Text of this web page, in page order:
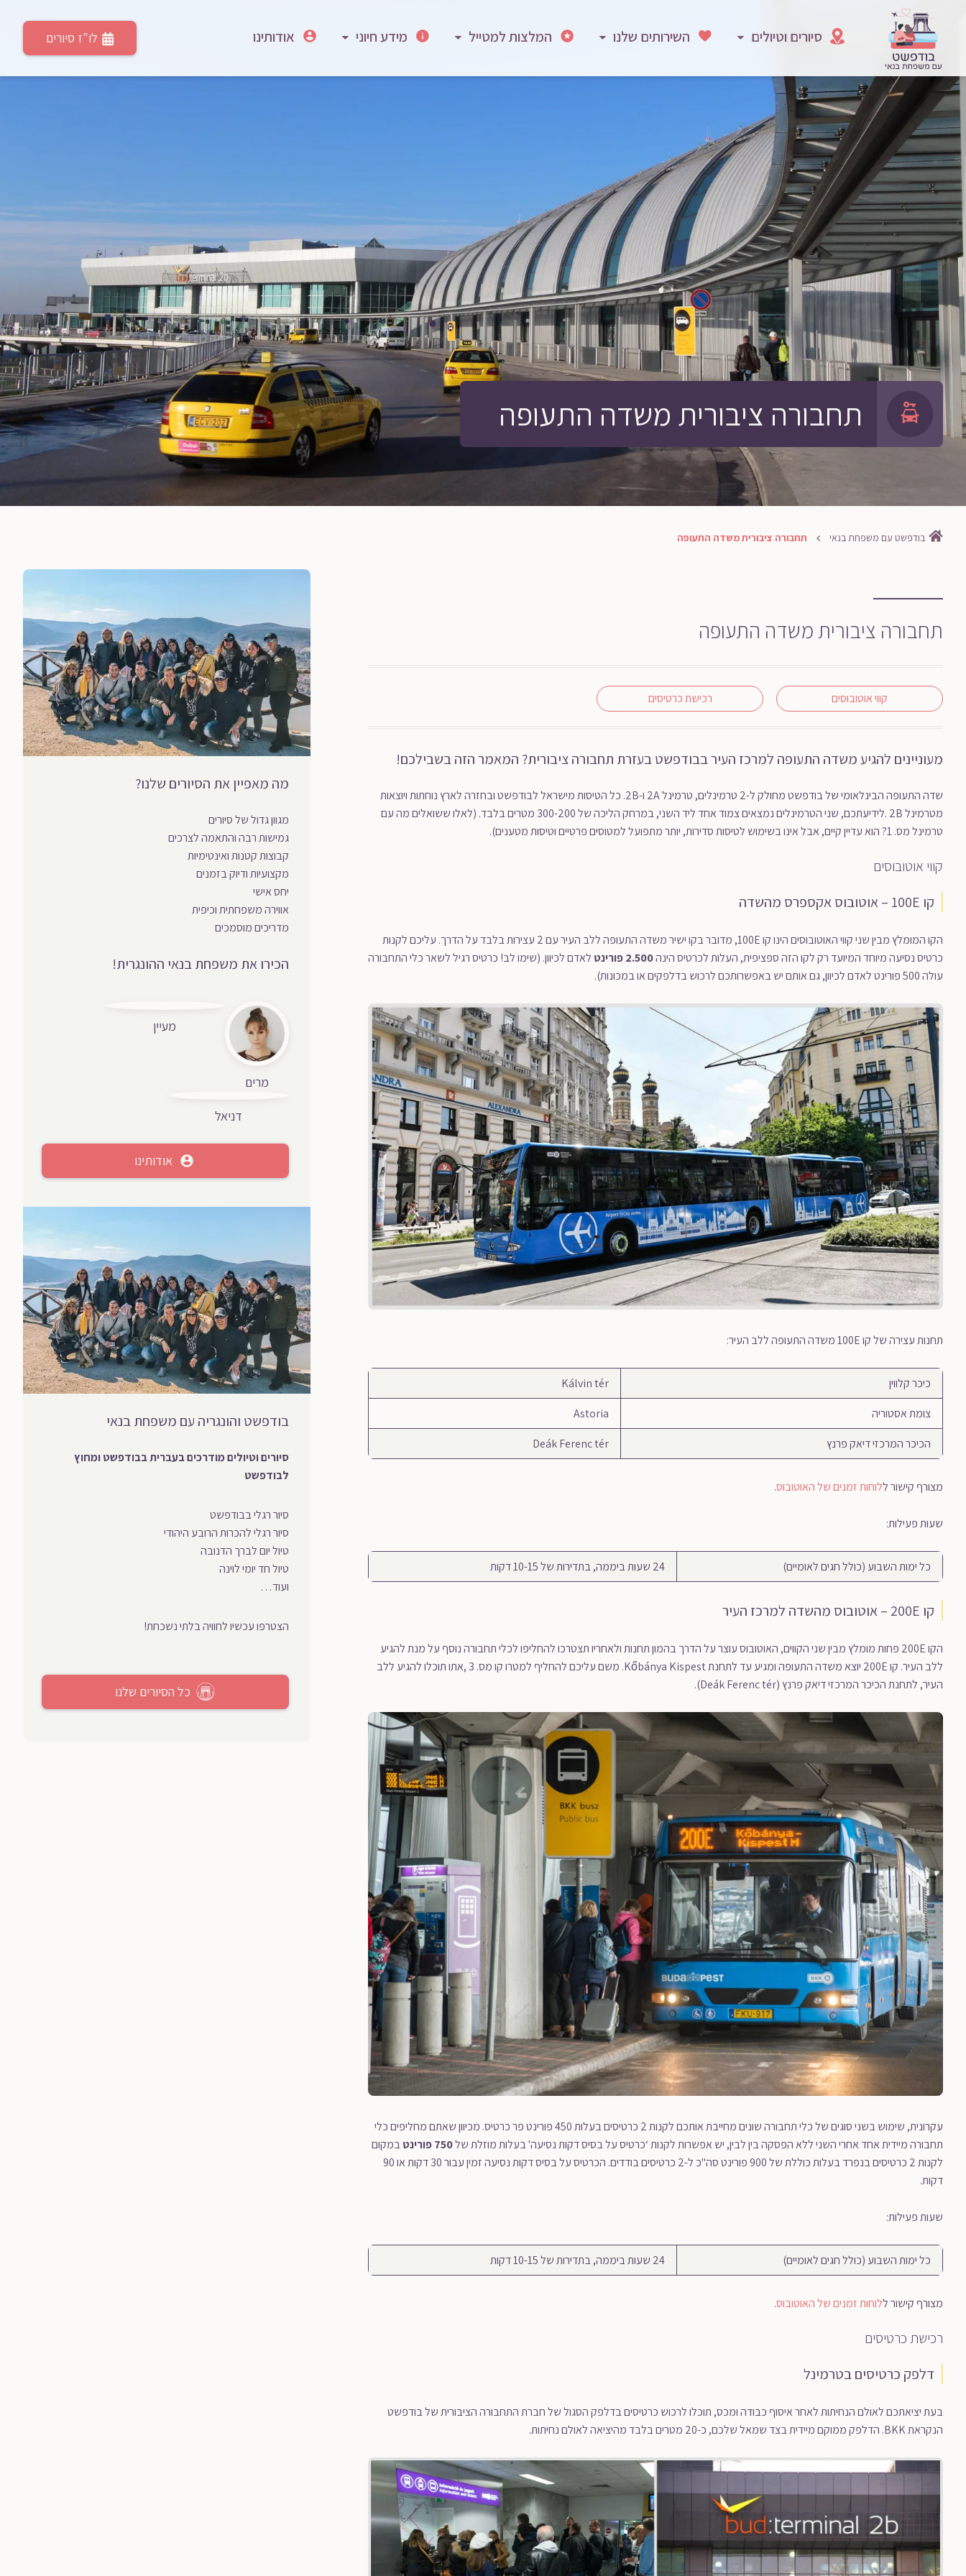
סיורים וטיולים השירותים שלנו המלצות למטייל מידע חיוני אודותינו לו"ז סיורים
תחבורה ציבורית משדה התעופה
בודפשט עם משפחת בנאי תחבורה ציבורית משדה התעופה
תחבורה ציבורית משדה התעופה
קווי אוטובוסים רכישת כרטיסים
מעוניינים להגיע משדה התעופה למרכז העיר בבודפשט בעזרת תחבורה ציבורית? המאמר הזה בשבילכם!
שדה התעופה הבינלאומי של בודפשט מחולק ל-2 טרמינלים, טרמינל 2A ו-2B. כל הטיסות מישראל לבודפשט ובחזרה לארץ נוחתות ויוצאות
מטרמינל 2B .לידיעתכם, שני הטרמינלים נמצאים צמוד אחד ליד השני, במרחק הליכה של 300-200 מטרים בלבד. (לאלו ששואלים מה עם
טרמינל מס. 1? הוא עדיין קיים, אבל אינו בשימוש לטיסות סדירות, יותר מתפועל למטוסים פרטיים וטיסות מטענים).
קווי אוטובוסים
קו 100E – אוטובוס אקספרס מהשדה
הקו המומלץ מבין שני קווי האוטובוסים הינו קו 100E, מדובר בקו ישיר משדה התעופה ללב העיר עם 2 עצירות בלבד על הדרך. עליכם לקנות
כרטיס נסיעה מיוחד המיועד רק לקו הזה ספציפית, העלות לכרטיס הינה2.500 פורינט
לאדם לכיוון. (שימו לב! כרטיס רגיל לשאר כלי התחבורה
עולה 500 פורינט לאדם לכיוון, גם אותם יש באפשרותכם לרכוש בדלפקים או במכונות).
תחנות עצירה של קו 100E משדה התעופה ללב העיר:
כיכר קלווין
Kálvin tér
צומת אסטוריה
Astoria
הכיכר המרכזי דיאק פרנץ
Deák Ferenc tér
מצורף קישור ללוחות זמנים של האוטובוס.
שעות פעילות:
כל ימות השבוע (כולל חגים לאומיים) 24 שעות ביממה, בתדירות של 10-15 דקות
קו 200E – אוטובוס מהשדה למרכז העיר
הקו 200E פחות מומלץ מבין שני הקווים, האוטובוס עוצר על הדרך בהמון תחנות ולאחריו תצטרכו להחליפו לכלי תחבורה נוסף על מנת להגיע
ללב העיר. קו 200E יוצא משדה התעופה ומגיע עד לתחנת Kőbánya Kispest. משם עליכם להחליף למטרו קו מס. 3 ,אתו תוכלו להגיע ללב
העיר, לתחנת הכיכר המרכזי דיאק פרנץ (Deák Ferenc tér).
עקרונית, שימוש בשני סוגים של כלי תחבורה שונים מחייבת אותכם לקנות 2 כרטיסים בעלות 450 פורינט פר כרטיס. מכיוון שאתם מחליפים כלי
תחבורה מיידית אחד אחרי השני ללא הפסקה בין לבין, יש אפשרות לקנות ‘כרטיס על בסיס דקות נסיעה' בעלות מוזלת של750 פורינט
במקום
לקנות 2 כרטיסים בנפרד בעלות כוללת של 900 פורינט סה"כ ל-2 כרטיסים בודדים. הכרטיס על בסיס דקות נסיעה זמין עבור 30 דקות או 90
דקות.
שעות פעילות:
כל ימות השבוע (כולל חגים לאומיים) 24 שעות ביממה, בתדירות של 10-15 דקות
מצורף קישור ללוחות זמנים של האוטובוס.
רכישת כרטיסים
דלפק כרטיסים בטרמינל
בעת יציאתכם לאולם הנחיתות לאחר איסוף כבודה ומכס, תוכלו לרכוש כרטיסים בדלפק הסגול של חברת התחבורה הציבורית של בודפשט
הנקראת BKK. הדלפק ממוקם מיידית בצד שמאל שלכם, כ-20 מטרים בלבד מהיציאה לאולם נחיתות.
מה מאפיין את הסיורים שלנו?
מגוון גדול של סיורים
גמישות רבה והתאמה לצרכים
קבוצות קטנות ואינטימיות
מקצועיות ודיוק בזמנים
יחס אישי
אווירה משפחתית וכיפית
מדריכים מוסמכים
הכירו את משפחת בנאי ההונגרית!
מרים
מעיין
דניאל
אודותינו
בודפשט והונגריה עם משפחת בנאי
סיורים וטיולים מודרכים בעברית בבודפשט ומחוץ
לבודפשט
סיור רגלי בבודפשט
סיור רגלי להכרות הרובע היהודי
טיול יום לברך הדנובה
טיול חד יומי לוינה
ועוד…
הצטרפו עכשיו לחוויה בלתי נשכחת!
כל הסיורים שלנו